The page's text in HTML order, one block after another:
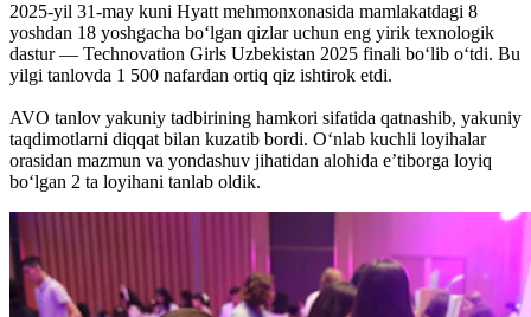
2025-yil 31-may kuni Hyatt mehmonxonasida mamlakatdagi 8
yoshdan 18 yoshgacha bo‘lgan qizlar uchun eng yirik texnologik
dastur — Technovation Girls Uzbekistan 2025 finali bo‘lib o‘tdi. Bu
yilgi tanlovda 1 500 nafardan ortiq qiz ishtirok etdi.
AVO tanlov yakuniy tadbirining hamkori sifatida qatnashib, yakuniy
taqdimotlarni diqqat bilan kuzatib bordi. O‘nlab kuchli loyihalar
orasidan mazmun va yondashuv jihatidan alohida e’tiborga loyiq
bo‘lgan 2 ta loyihani tanlab oldik.